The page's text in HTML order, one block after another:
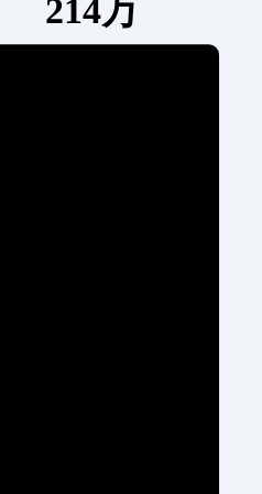
214万